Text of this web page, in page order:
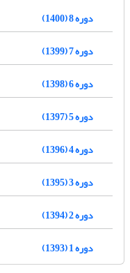
دوره 8 (1400)
دوره 7 (1399)
دوره 6 (1398)
دوره 5 (1397)
دوره 4 (1396)
دوره 3 (1395)
دوره 2 (1394)
دوره 1 (1393)